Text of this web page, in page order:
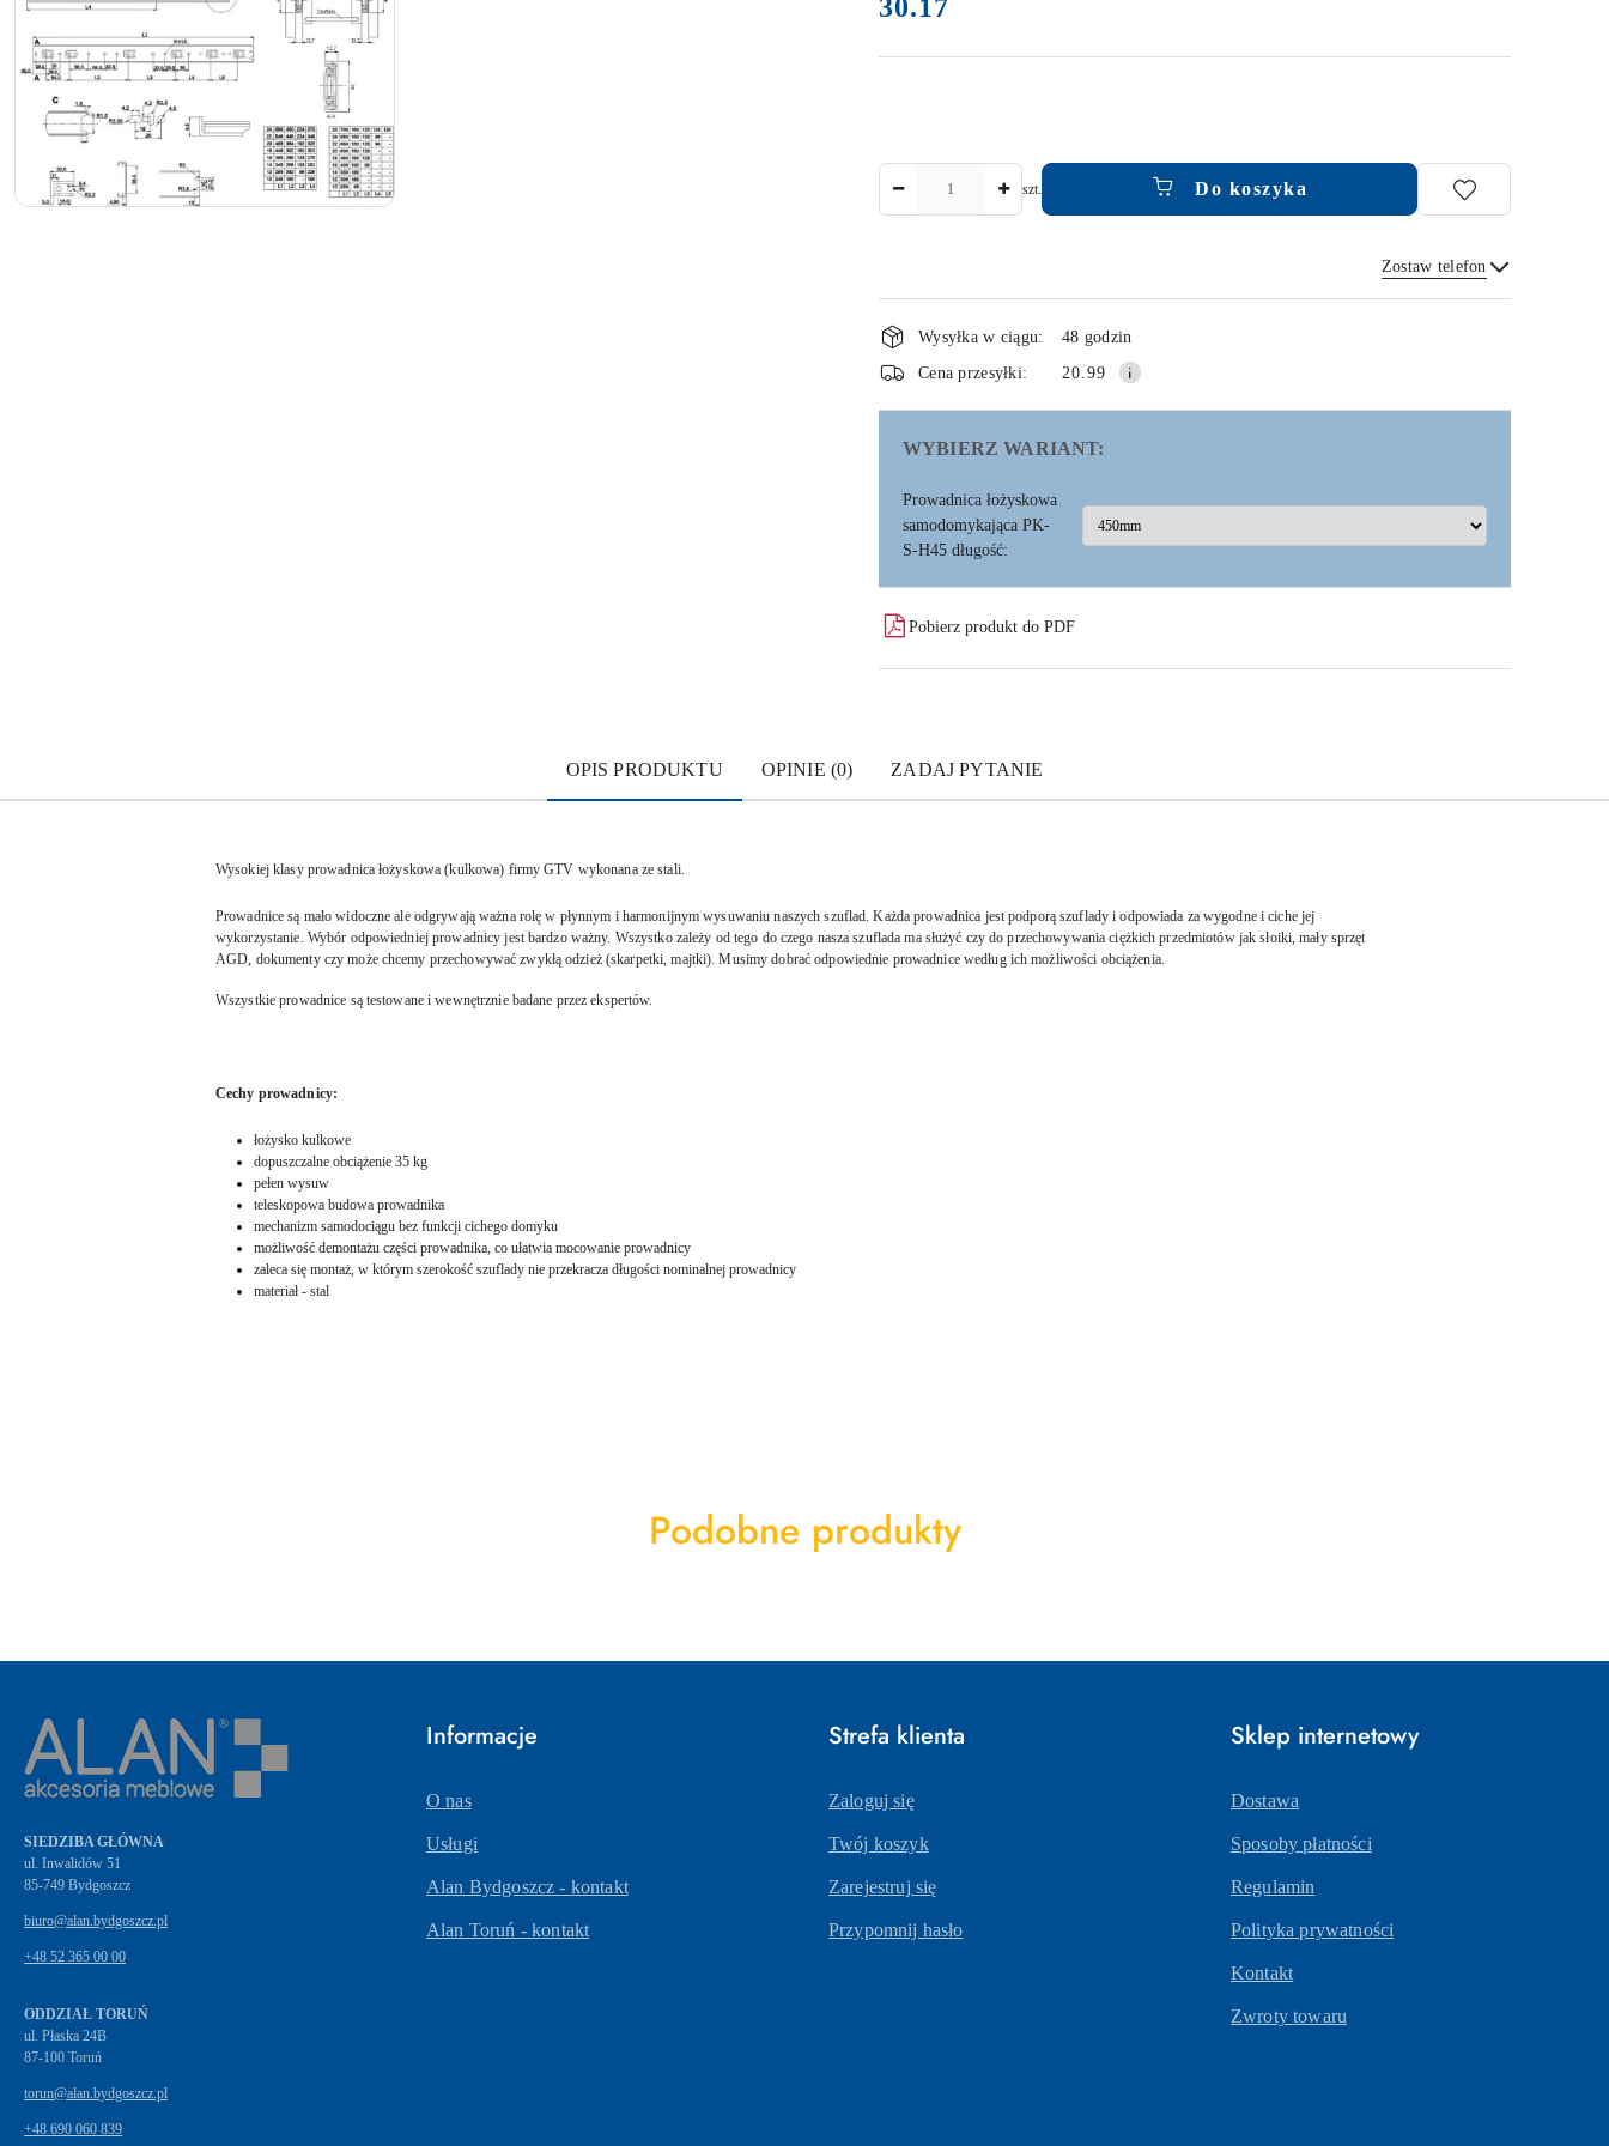
30.17
szt. Do koszyka
Zostaw telefon
Wyślij
Dostępność
i
dostawa
Wysyłka w ciągu:
48 godzin
Cena przesyłki:
20.99
WYBIERZ WARIANT:
Prowadnica łożyskowa
samodomykająca PK-
S-H45 długość:
Pobierz produkt do PDF
OPIS PRODUKTU OPINIE (0) ZADAJ PYTANIE
Wysokiej klasy prowadnica łożyskowa (kulkowa) firmy GTV wykonana ze stali.
Prowadnice są mało widoczne ale odgrywają ważna rolę w płynnym i harmonijnym wysuwaniu naszych szuflad. Każda prowadnica jest podporą szuflady i odpowiada za wygodne i ciche jej
wykorzystanie. Wybór odpowiedniej prowadnicy jest bardzo ważny. Wszystko zależy od tego do czego nasza szuflada ma służyć czy do przechowywania ciężkich przedmiotów jak słoiki, mały sprzęt
AGD, dokumenty czy może chcemy przechowywać zwykłą odzież (skarpetki, majtki). Musimy dobrać odpowiednie prowadnice według ich możliwości obciążenia.
Wszystkie prowadnice są testowane i wewnętrznie badane przez ekspertów.
Cechy prowadnicy:
łożysko kulkowe
dopuszczalne obciążenie 35 kg
pełen wysuw
teleskopowa budowa prowadnika
mechanizm samodociągu bez funkcji cichego domyku
możliwość demontażu części prowadnika, co ułatwia mocowanie prowadnicy
zaleca się montaż, w którym szerokość szuflady nie przekracza długości nominalnej prowadnicy
materiał - stal
Produkty
Podobne produkty
SIEDZIBA GŁÓWNA
ul. Inwalidów 51
biuro@alan.bydgoszcz.pl
+48 52 365 00 00
ODDZIAŁ TORUŃ
ul. Płaska 24B
87-100 Toruń
torun@alan.bydgoszcz.pl
+48 690 060 839
Informacje
O nas
Usługi
Alan Bydgoszcz - kontakt
Alan Toruń - kontakt
Strefa klienta
Zaloguj się
Twój koszyk
Zarejestruj się
Przypomnij hasło
Sklep internetowy
Dostawa
Sposoby płatności
Regulamin
Polityka prywatności
Kontakt
Zwroty towaru